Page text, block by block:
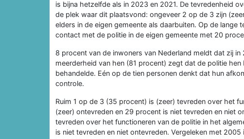
is bijna hetzelfde als in 2023 en 2021. De tevredenheid
de plek waar dit plaatsvond: ongeveer 2 op de 3 zijn
elders in de eigen gemeente als daarbuiten. Op de
contact met de politie in de eigen gemeente met 20
8 procent van de inwoners van Nederland meldt dat zij
meerderheid van hen (81 procent) zegt dat de politie
behandelde. Eén op de tien personen denkt dat hun
controle.
Ruim 1 op de 3 (35 procent) is (zeer) tevreden over het
(zeer) ontevreden en 29 procent is niet tevreden en niet
tevreden over het functioneren van de politie in het
is niet tevreden en niet ontevreden. Vergeleken met